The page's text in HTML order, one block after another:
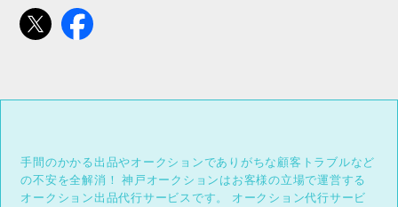
手間のかかる出品やオークションでありがちな顧客トラブルなど
の不安を全解消！
神戸オークションはお客様の立場で運営する
オークション出品代行サービスです。
オークション代行サービ